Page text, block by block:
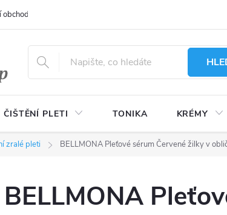
ČIŠTĚNÍ PLETI TONIKA KRÉMY
zralé pleti BELLMONA Pleťové sérum Červené žilky v
BELLMONA